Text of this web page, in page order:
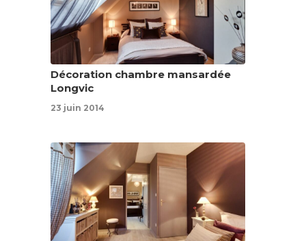
Décoration chambre mansardée
Longvic
23 juin 2014